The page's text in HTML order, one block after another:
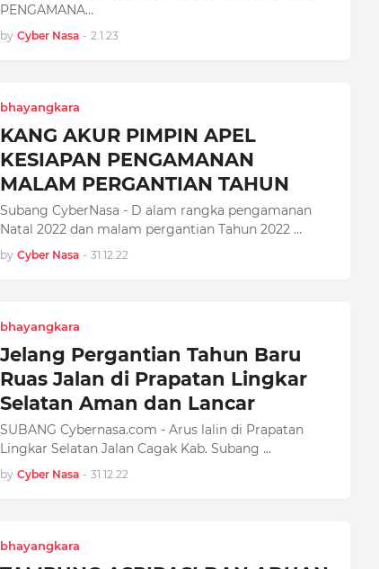
PENGAMANA…
by Cyber Nasa - 2.1.23
bhayangkara
KANG AKUR PIMPIN APEL
KESIAPAN PENGAMANAN
MALAM PERGANTIAN TAHUN
Subang CyberNasa - D alam rangka pengamanan
Natal 2022 dan malam pergantian Tahun 2022 …
by Cyber Nasa - 31.12.22
bhayangkara
Jelang Pergantian Tahun Baru
Ruas Jalan di Prapatan Lingkar
Selatan Aman dan Lancar
SUBANG Cybernasa.com - Arus lalin di Prapatan
Lingkar Selatan Jalan Cagak Kab. Subang …
by Cyber Nasa - 31.12.22
bhayangkara